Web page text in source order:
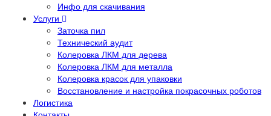
Инфо для скачивания
Услуги
Заточка пил
Технический аудит
Колеровка ЛКМ для дерева
Колеровка ЛКМ для металла
Колеровка красок для упаковки
Восстановление и настройка покрасочных роботов
Логистика